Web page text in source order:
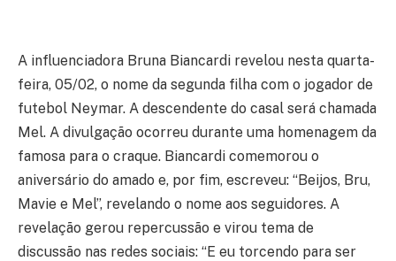
A influenciadora Bruna Biancardi revelou nesta quarta-
feira, 05/02, o nome da segunda filha com o jogador de
futebol Neymar. A descendente do casal será chamada
Mel. A divulgação ocorreu durante uma homenagem da
famosa para o craque. Biancardi comemorou o
aniversário do amado e, por fim, escreveu: “Beijos, Bru,
Mavie e Mel”, revelando o nome aos seguidores. A
revelação gerou repercussão e virou tema de
discussão nas redes sociais: “E eu torcendo para ser